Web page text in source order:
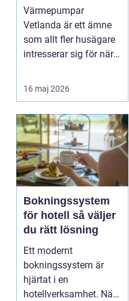
Värmepumpar
Vetlanda är ett ämne
som allt fler husägare
intresserar sig för när
16 maj 2026
Bokningssystem
för hotell så väljer
du rätt lösning
Ett modernt
bokningssystem är
hjärtat i en
hotellverksamhet. När